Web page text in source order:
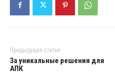
Предыдущая статья
За уникальные решения для
АПК